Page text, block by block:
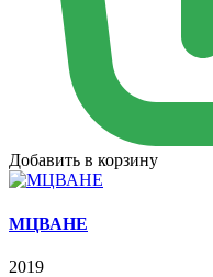
Добавить в корзину
МЦВАНЕ
2019